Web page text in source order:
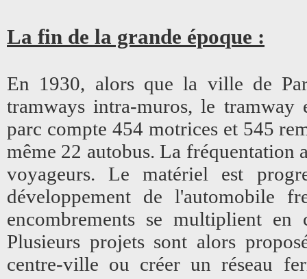
La fin de la grande époque :
En 1930, alors que la ville de
tramways intra-muros, le tramway
parc compte 454 motrices et 545
même 22 autobus. La
voyageurs. Le matériel est
développement de l'automobile
encombrements se multiplient
Plusieurs projets sont alors
centre-ville ou créer un réseau